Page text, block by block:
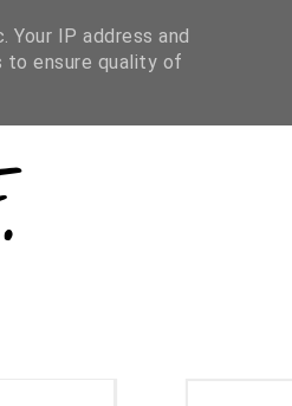
IP address and
to ensure quality of